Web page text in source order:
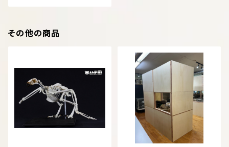
その他の商品